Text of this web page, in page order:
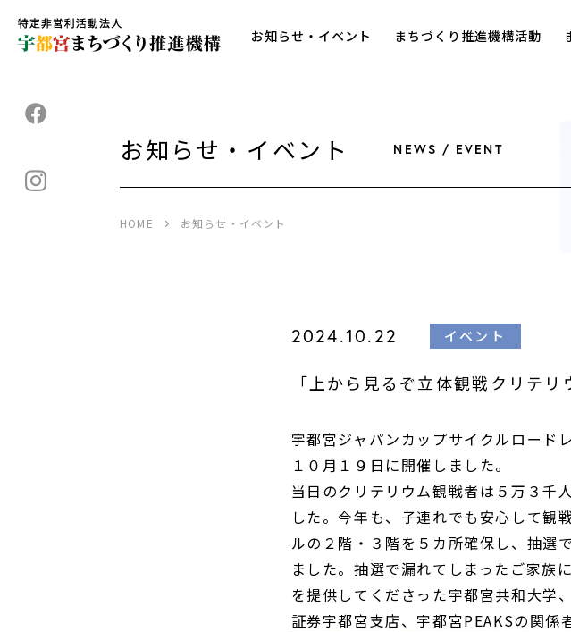
お知らせ・イベント まちづくり推進機構活動
お知らせ・イベント NEWS / EVENT
HOME お知らせ・イベント
2024.10.22 イベント
「上から見るぞ立体観戦クリテ
宇都宮ジャパンカップサイクルロード
１０月１９日に開催しました。
当日のクリテリウム観戦者は５万３千
した。今年も、子連れでも安心して観
ルの２階・３階を５カ所確保し、抽選
ました。抽選で漏れてしまったご家族
を提供してくださった宇都宮共和大学
証券宇都宮支店、宇都宮PEAKSの関係